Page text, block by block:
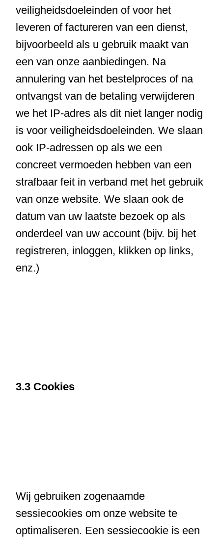
veiligheidsdoeleinden of voor het
leveren of factureren van een dienst,
bijvoorbeeld als u gebruik maakt van
een van onze aanbiedingen. Na
annulering van het bestelproces of na
ontvangst van de betaling verwijderen
we het IP-adres als dit niet langer nodig
is voor veiligheidsdoeleinden. We slaan
ook IP-adressen op als we een
concreet vermoeden hebben van een
strafbaar feit in verband met het gebruik
van onze website. We slaan ook de
datum van uw laatste bezoek op als
onderdeel van uw account (bijv. bij het
registreren, inloggen, klikken op links,
enz.)
3.3 Cookies
Wij gebruiken zogenaamde
sessiecookies om onze website te
optimaliseren. Een sessiecookie is een